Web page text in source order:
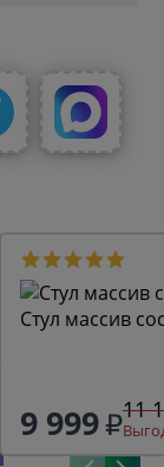
Стул массив
9 999 11